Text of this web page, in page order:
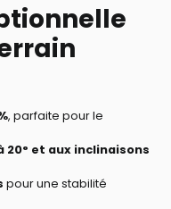
, parfaite pour le
20° et aux inclinaisons
pour une stabilité